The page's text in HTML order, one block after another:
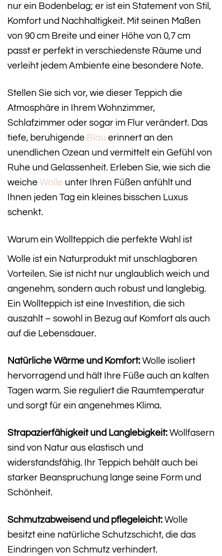
nur ein Bodenbelag; er ist ein Statement von Stil,
Komfort und Nachhaltigkeit. Mit seinen Maßen
von 90 cm Breite und einer Höhe von 0,7 cm
passt er perfekt in verschiedenste Räume und
verleiht jedem Ambiente eine besondere Note.
Stellen Sie sich vor, wie dieser Teppich die
Atmosphäre in Ihrem Wohnzimmer,
Schlafzimmer oder sogar im Flur verändert. Das
tiefe, beruhigende Blau erinnert an den
unendlichen Ozean und vermittelt ein Gefühl von
Ruhe und Gelassenheit. Erleben Sie, wie sich die
weiche Wolle unter Ihren Füßen anfühlt und
Ihnen jeden Tag ein kleines bisschen Luxus
schenkt.
Warum ein Wollteppich die perfekte Wahl ist
Wolle ist ein Naturprodukt mit unschlagbaren
Vorteilen. Sie ist nicht nur unglaublich weich und
angenehm, sondern auch robust und langlebig.
Ein Wollteppich ist eine Investition, die sich
auszahlt – sowohl in Bezug auf Komfort als auch
auf die Lebensdauer.
Natürliche Wärme und Komfort: Wolle isoliert
hervorragend und hält Ihre Füße auch an kalten
Tagen warm. Sie reguliert die Raumtemperatur
und sorgt für ein angenehmes Klima.
Strapazierfähigkeit und Langlebigkeit: Wollfasern
sind von Natur aus elastisch und
widerstandsfähig. Ihr Teppich behält auch bei
starker Beanspruchung lange seine Form und
Schönheit.
Schmutzabweisend und pflegeleicht: Wolle
besitzt eine natürliche Schutzschicht, die das
Eindringen von Schmutz verhindert.